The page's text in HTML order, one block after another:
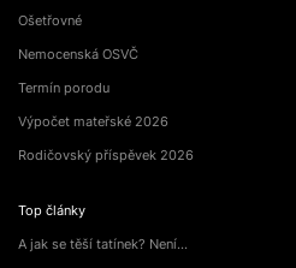
Ošetřovné
Nemocenská OSVČ
Termín porodu
Výpočet mateřské 2026
Rodičovský příspěvek 2026
Top články
A jak se těší tatínek? Není…